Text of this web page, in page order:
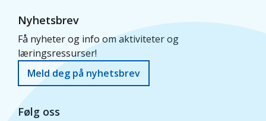
Nyhetsbrev
Få nyheter og info om aktiviteter og
læringsressurser!
Meld deg på nyhetsbrev
Følg oss